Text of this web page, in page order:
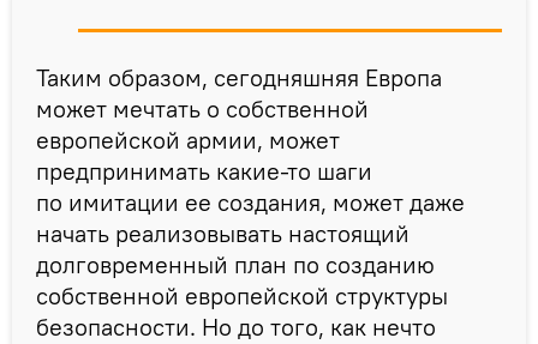
Таким образом, сегодняшняя Европа
может мечтать о собственной
европейской армии, может
предпринимать какие-то шаги
по имитации ее создания, может даже
начать реализовывать настоящий
долговременный план по созданию
собственной европейской структуры
безопасности. Но до того, как нечто